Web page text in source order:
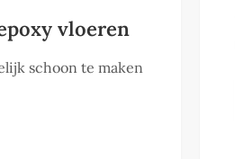
vloeren
schoon te maken